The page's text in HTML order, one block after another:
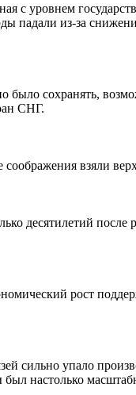
уровнем
падали из-за
сохранять,
СНГ.
взяли
десятилетий
рост
сильно упало
настолько